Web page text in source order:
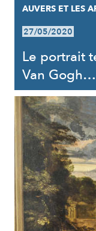
AUVERS ET LES
27/05/2020
Le portrait
Van Gogh…